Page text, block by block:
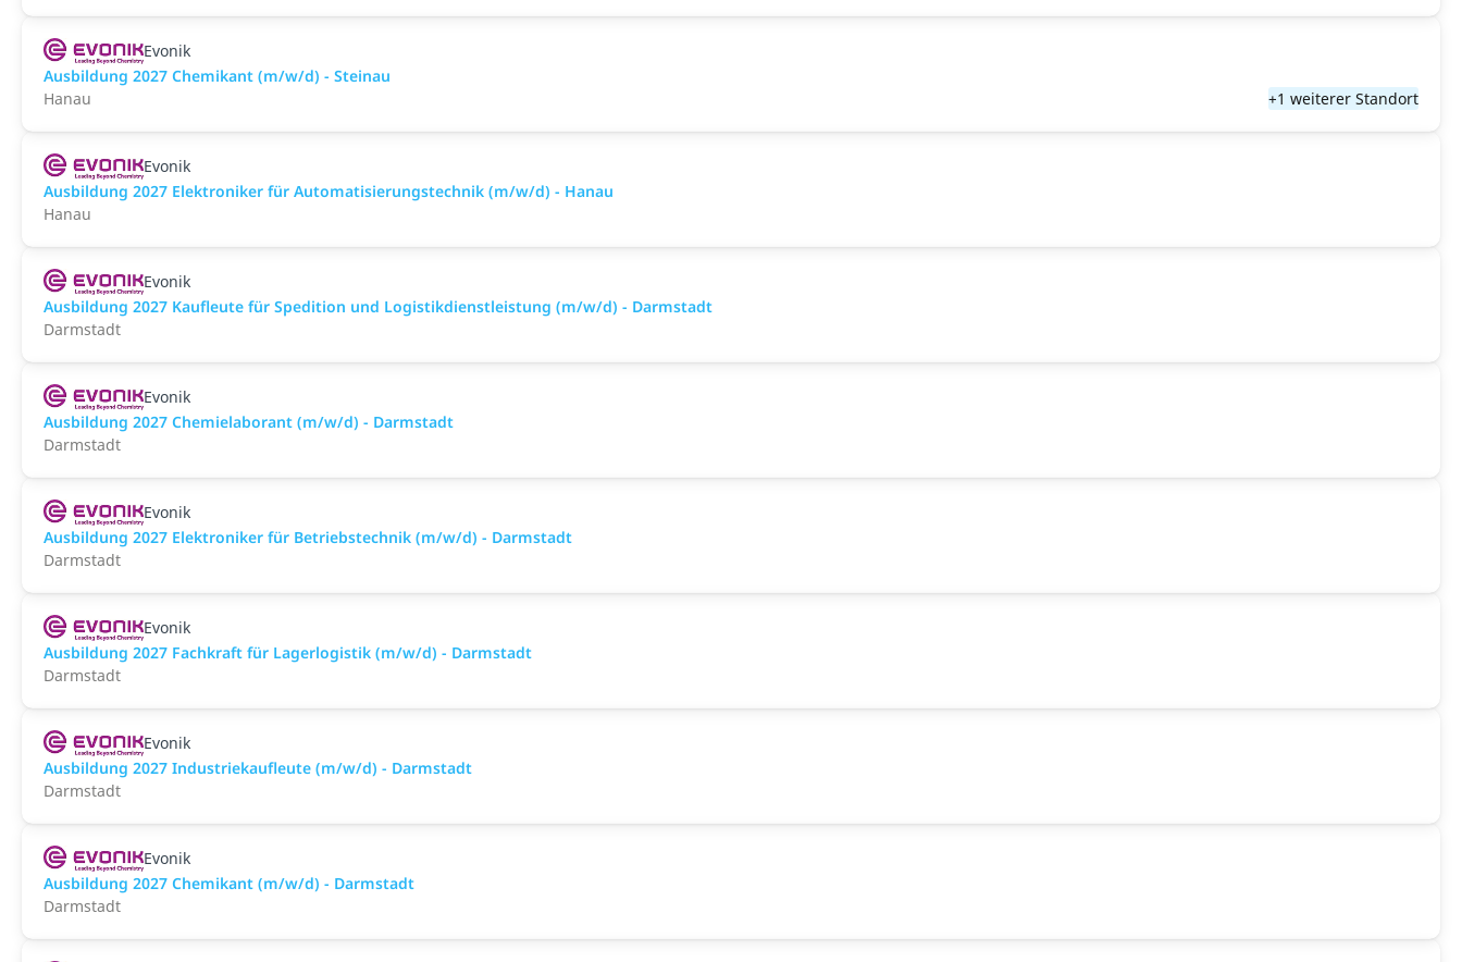
Evonik
Ausbildung 2027 Chemikant (m/w/d) - Steinau
Hanau
+1 weiterer Standort
Evonik
Ausbildung 2027 Elektroniker für Automatisierungstechnik (m/w/d) - Hanau
Hanau
Evonik
Ausbildung 2027 Kaufleute für Spedition und Logistikdienstleistung (m/w/d) - Darmstadt
Darmstadt
Evonik
Ausbildung 2027 Chemielaborant (m/w/d) - Darmstadt
Darmstadt
Evonik
Ausbildung 2027 Elektroniker für Betriebstechnik (m/w/d) - Darmstadt
Darmstadt
Evonik
Ausbildung 2027 Fachkraft für Lagerlogistik (m/w/d) - Darmstadt
Darmstadt
Evonik
Ausbildung 2027 Industriekaufleute (m/w/d) - Darmstadt
Darmstadt
Evonik
Ausbildung 2027 Chemikant (m/w/d) - Darmstadt
Darmstadt